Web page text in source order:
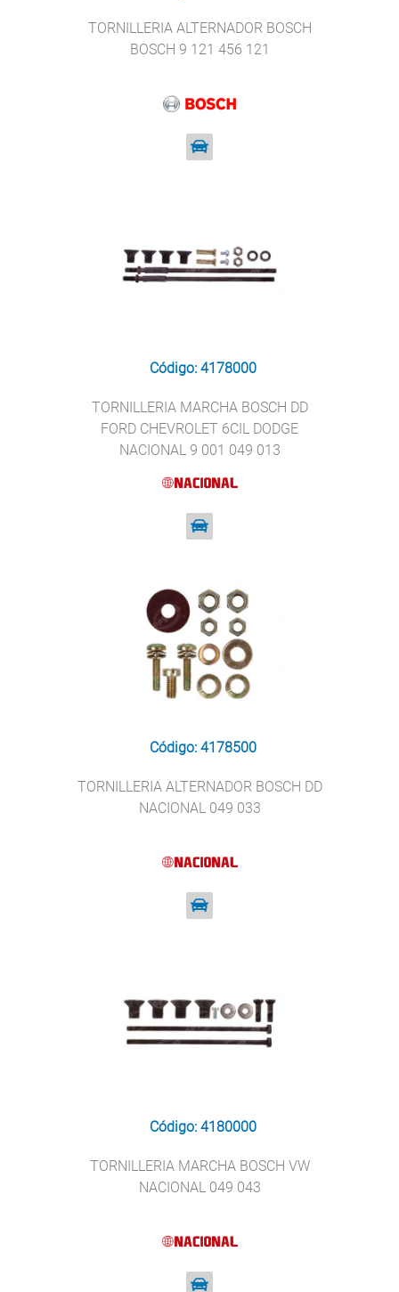
TORNILLERIA ALTERNADOR BOSCH
BOSCH 9 121 456 121
Código: 4178000
TORNILLERIA MARCHA BOSCH DD
FORD CHEVROLET 6CIL DODGE
NACIONAL 9 001 049 013
Código: 4178500
TORNILLERIA ALTERNADOR BOSCH DD
NACIONAL 049 033
Código: 4180000
TORNILLERIA MARCHA BOSCH VW
NACIONAL 049 043